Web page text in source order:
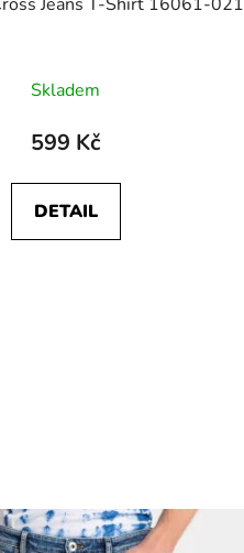
Jeans T-Shirt 16061-021
Skladem
599 Kč
DETAIL